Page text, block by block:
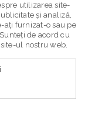
utilizarea site-
și analiză,
ați furnizat-o sau pe
de acord cu
ul nostru web.